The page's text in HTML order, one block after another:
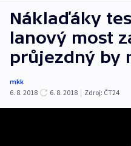
Náklaďáky
lanový most
průjezdný by
mkk
6. 8. 2018
6. 8. 2018 | Zdroj: ČT24